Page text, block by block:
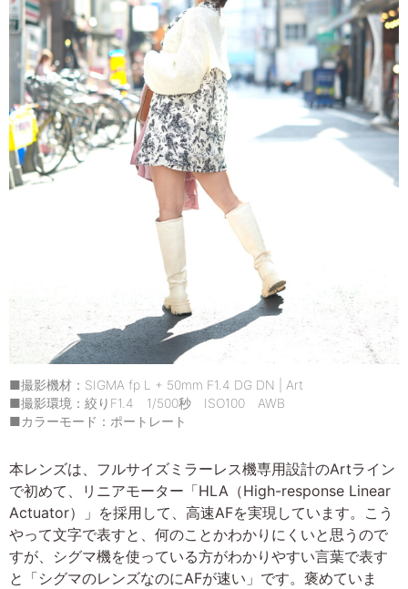
■撮影機材：SIGMA fp L + 50mm F1.4 DG DN | Art
■撮影環境：絞りF1.4 1/500秒 ISO100 AWB
■カラーモード：ポートレート
本レンズは、フルサイズミラーレス機専用設計のArtライン
で初めて、リニアモーター「HLA（High-response Linear
Actuator）」を採用して、高速AFを実現しています。こう
やって文字で表すと、何のことかわかりにくいと思うので
すが、シグマ機を使っている方がわかりやすい言葉で表す
と「シグマのレンズなのにAFが速い」です。褒めていま